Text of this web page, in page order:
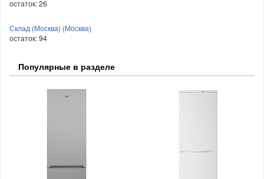
остаток:26
Склад (Москва) (Москва)
остаток:94
Популярные в разделе